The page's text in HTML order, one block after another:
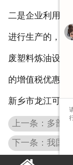
二是企业利用废
进行生产的，可
废塑料炼油设备
的增值税优惠政
新乡市龙江可再
上一条：多部
下一条：我国